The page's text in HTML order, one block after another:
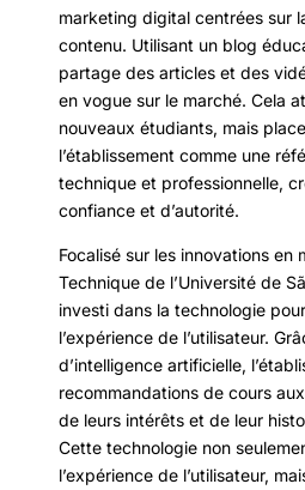
marketing digital centrées sur
contenu. Utilisant un blog
partage des articles et des
en vogue sur le marché. Cela
nouveaux étudiants, mais
l’établissement comme une
technique et professionnelle,
confiance et d’autorité.
Focalisé sur les innovations en
Technique de l’Université de
investi dans la technologie
l’expérience de l’utilisateur.
d’intelligence artificielle,
recommandations de cours
de leurs intérêts et de leur
Cette technologie non
l’expérience de l’utilisateur,